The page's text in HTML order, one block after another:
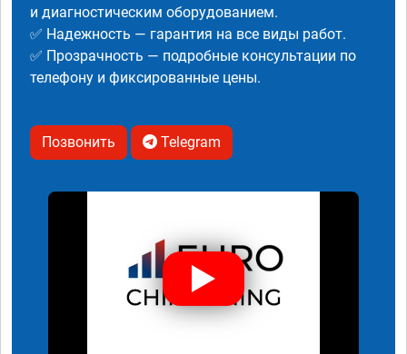
и диагностическим оборудованием.
✅ Надежность — гарантия на все виды работ.
✅ Прозрачность — подробные консультации по
телефону и фиксированные цены.
Позвонить Telegram